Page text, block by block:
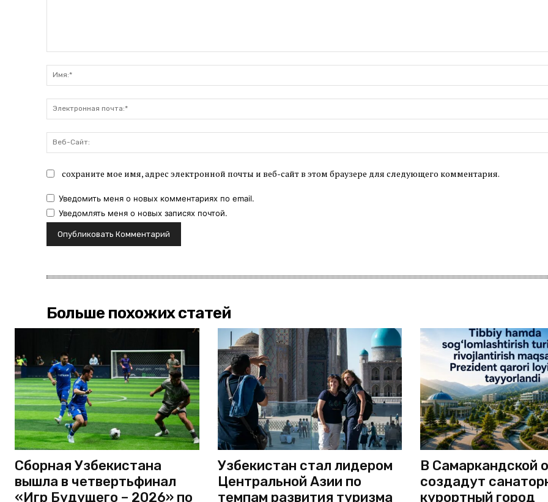
сохраните мое имя, адрес электронной почты и веб-сайт в этом браузере для следующего комментария.
Уведомить меня о новых комментариях по email.
Уведомлять меня о новых записях почтой.
Больше похожих статей
Сборная Узбекистана
вышла в четвертьфинал
«Игр Будущего – 2026» по
Узбекистан стал лидером
Центральной Азии по
темпам развития туризма
В Самаркандской
создадут
курортный город